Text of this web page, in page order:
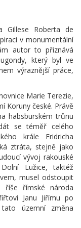
Gillese Roberta de
v monumentální
autor to přiznává
který byl ve
výraznější práce,
Marie Terezie,
Koruny české. Právě
habsburském trůnu
se téměř celého
krále Fridricha
ztráta, stejně jako
vývoj rakouské
Lužice, taktéž
musel odstoupit
říše římské národa
Janu Jiřímu po
územní změna